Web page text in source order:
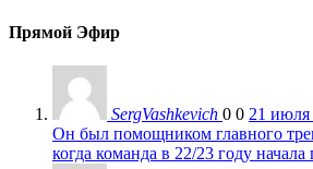
Прямой Эфир
SergVashkevich 0 0 21 июля
Он был помощником главного
когда команда в 22/23 году